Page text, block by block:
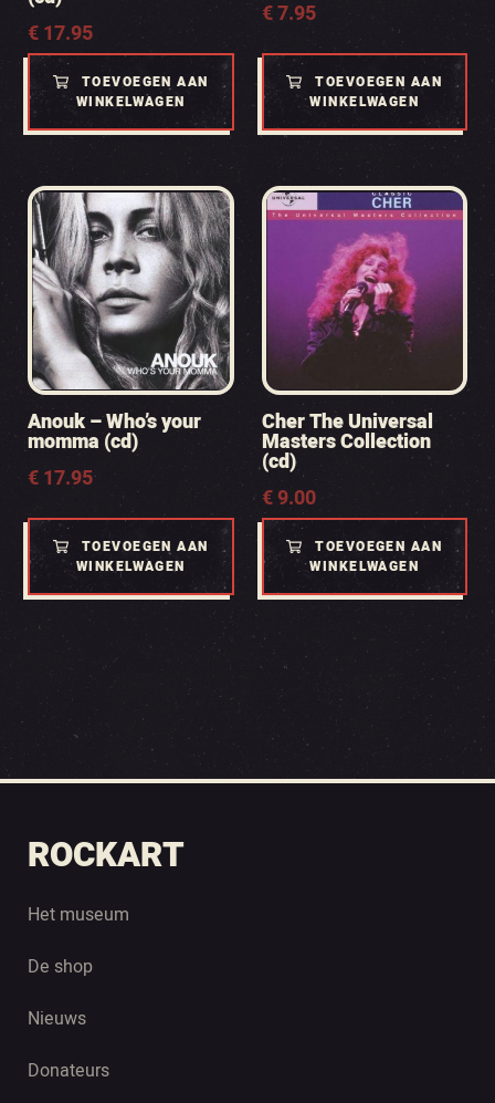
€17.95
TOEVOEGEN AAN
WINKELWAGEN
€7.95
TOEVOEGEN AAN
WINKELWAGEN
Anouk – Who’s your
momma (cd)
€17.95
TOEVOEGEN AAN
WINKELWAGEN
Cher The Universal
Masters Collection
(cd)
€9.00
TOEVOEGEN AAN
WINKELWAGEN
ROCKART
Het museum
De shop
Nieuws
Donateurs